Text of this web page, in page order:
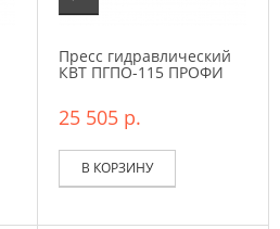
Пресс гидравлический
КВТ ПГПО-115 ПРОФИ
25 505 р.
В КОРЗИНУ